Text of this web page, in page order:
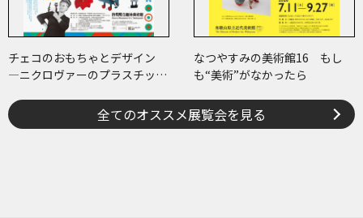
チェコのおもちゃとデザイン
―ニクロヴァーのプラスチッ
まで―
なつやすみの美術館16 もし
も“美術”がなかったら
全てのオススメ展覧会を見る